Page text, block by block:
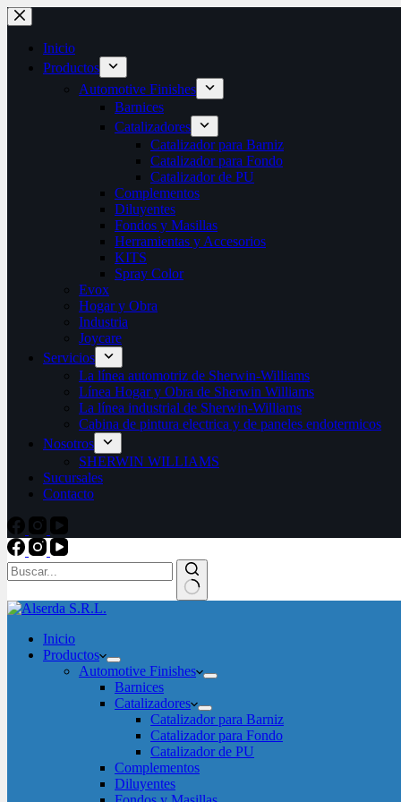
Saltar
al
contenido
Inicio
Productos
Automotive Finishes
Barnices
Catalizadores
Catalizador para Barniz
Catalizador para Fondo
Catalizador de PU
Complementos
Diluyentes
Fondos y Masillas
Herramientas y Accesorios
KITS
Spray Color
Evox
Hogar y Obra
Industria
Joycare
Servicios
La línea automotriz de Sherwin-Williams
Línea Hogar y Obra de Sherwin Williams
La línea industrial de Sherwin-Williams
Cabina de pintura electrica y de paneles endotermicos
Nosotros
SHERWIN WILLIAMS
Sucursales
Contacto
Sin
Inicio
Productos
Automotive Finishes
Barnices
Catalizadores
Catalizador para Barniz
Catalizador para Fondo
Catalizador de PU
Complementos
Diluyentes